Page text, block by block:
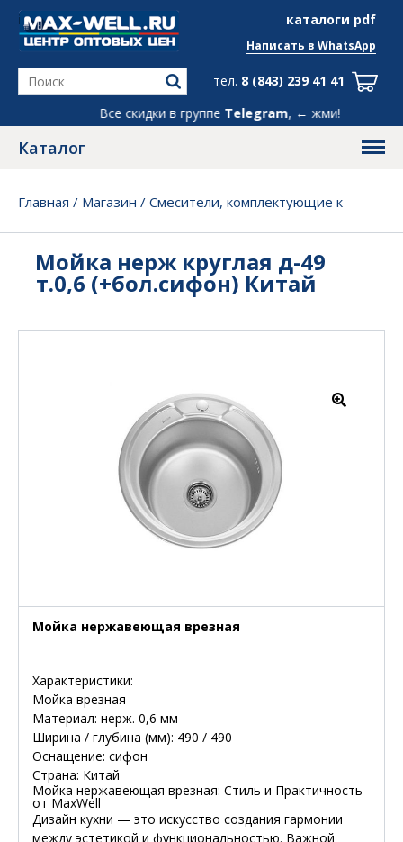
каталоги pdf
info@max-well.ru
Все скидки в группеTelegram, ← жми!
Написать в WhatsApp
тел. 8 (843) 239 41 41
Каталог
Главная / Магазин / Смесители, комплектующие к
Мойка нерж круглая д-49
т.0,6 (+бол.сифон) Китай
Мойка нержавеющая врезная
Характеристики:
Мойка врезная
Материал: нерж. 0,6 мм
Ширина / глубина (мм): 490 / 490
Оснащение: сифон
Страна: Китай
Мойка нержавеющая врезная: Стиль и Практичность
от MaxWell
Дизайн кухни — это искусство создания гармонии
между эстетикой и функциональностью. Важной